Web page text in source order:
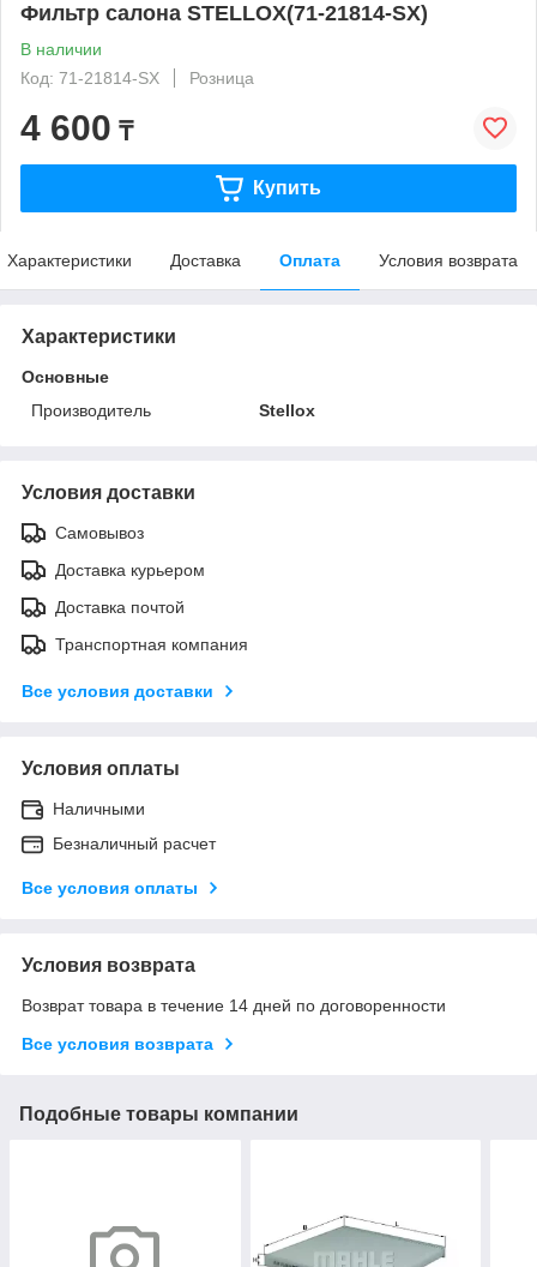
Фильтр салона STELLOX(71-21814-SX)
В наличии
Код: 71-21814-SX
Розница
4 600 ₸
Купить
Характеристики Доставка Оплата Условия возврата
Характеристики
Основные
Производитель
Stellox
Условия доставки
Самовывоз
Доставка курьером
Доставка почтой
Транспортная компания
Все условия доставки
Условия оплаты
Наличными
Безналичный расчет
Все условия оплаты
Условия возврата
Возврат товара в течение 14 дней по договоренности
Все условия возврата
Подобные товары компании